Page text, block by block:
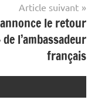
Article suivant
le retour
l’ambassadeur
français